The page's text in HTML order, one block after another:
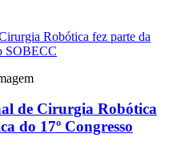
de Cirurgia Robótica
do 17º Congresso